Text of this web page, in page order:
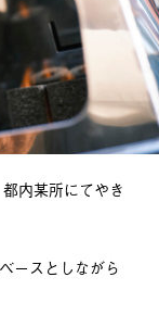
内某所にてやき
ースとしながら